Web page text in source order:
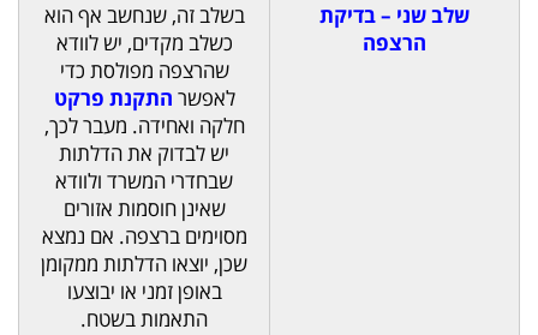
שלב שני – בדיקת
הרצפה
בשלב זה, שנחשב אף הוא
כשלב מקדים, יש לוודא
שהרצפה מפולסת כדי
לאפשר התקנת פרקט
חלקה ואחידה. מעבר לכך,
יש לבדוק את הדלתות
שבחדרי המשרד ולוודא
שאינן חוסמות אזורים
מסוימים ברצפה. אם נמצא
שכן, יוצאו הדלתות ממקומן
באופן זמני או יבוצעו
התאמות בשטח.